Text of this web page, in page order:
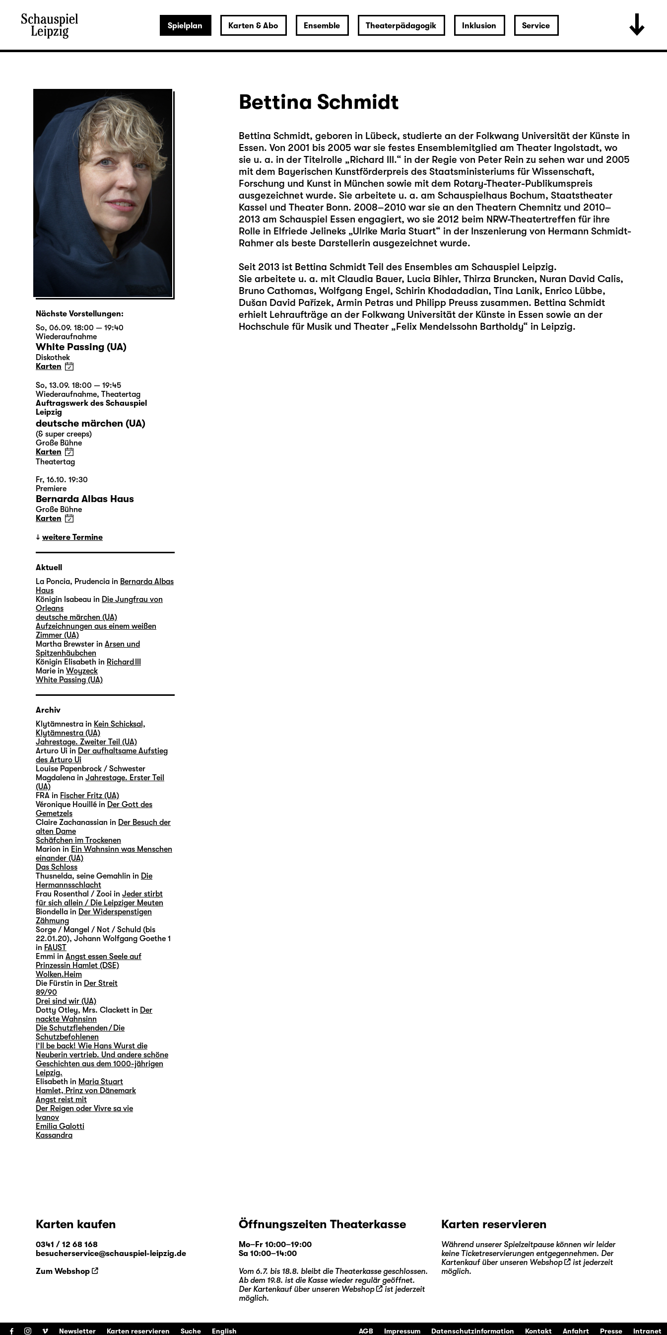
Spielplan Karten & Abo Ensemble Theaterpädagogik Inklusion Service
Bettina Schmidt
Bettina Schmidt, geboren in Lübeck, studierte an der Folkwang Universität der Künste in
Essen. Von 2001 bis 2005 war sie festes Ensemblemitglied am Theater Ingolstadt, wo
sie u. a. in der Titelrolle „Richard III.“ in der Regie von Peter Rein zu sehen war und 2005
mit dem Bayerischen Kunstförderpreis des Staatsministeriums für Wissenschaft,
Forschung und Kunst in München sowie mit dem Rotary-Theater-Publikumspreis
ausgezeichnet wurde. Sie arbeitete u. a. am Schauspielhaus Bochum, Staatstheater
Kassel und Theater Bonn. 2008–2010 war sie an den Theatern Chemnitz und 2010–
2013 am Schauspiel Essen engagiert, wo sie 2012 beim NRW-Theatertreffen für ihre
Rolle in Elfriede Jelineks „Ulrike Maria Stuart“ in der Inszenierung von Hermann Schmidt-
Rahmer als beste Darstellerin ausgezeichnet wurde.
Seit 2013 ist Bettina Schmidt Teil des Ensembles am Schauspiel Leipzig.
Sie arbeitete u. a. mit Claudia Bauer, Lucia Bihler, Thirza Bruncken, Nuran David Calis,
Bruno Cathomas, Wolfgang Engel, Schirin Khodadadian, Tina Lanik, Enrico Lübbe,
Dušan David Pařízek, Armin Petras und Philipp Preuss zusammen. Bettina Schmidt
erhielt Lehraufträge an der Folkwang Universität der Künste in Essen sowie an der
Hochschule für Musik und Theater „Felix Mendelssohn Bartholdy“ in Leipzig.
Nächste Vorstellungen:
So, 06.09. 18:00 — 19:40
Wiederaufnahme
White Passing (UA)
Diskothek
Karten
So, 13.09. 18:00 — 19:45
Wiederaufnahme, Theatertag
Auftragswerk des Schauspiel
Leipzig
deutsche märchen (UA)
(& super creeps)
Große Bühne
Karten
Theatertag
Fr, 16.10. 19:30
Premiere
Bernarda Albas Haus
Große Bühne
Karten
weitere Termine
Aktuell
La Poncia, Prudencia in Bernarda Albas
Haus
Königin lsabeau in Die Jungfrau von
Orleans
deutsche märchen (UA)
Aufzeichnungen aus einem weißen
Zimmer (UA)
Martha Brewster in Arsen und
Spitzenhäubchen
Königin Elisabeth in Richard III
Marie in Woyzeck
White Passing (UA)
Archiv
Klytämnestra in Kein Schicksal,
Klytämnestra (UA)
Jahrestage. Zweiter Teil (UA)
Arturo Ui in Der aufhaltsame Aufstieg
des Arturo Ui
Louise Papenbrock / Schwester
Magdalena in Jahrestage. Erster Teil
(UA)
FRA in Fischer Fritz (UA)
Véronique Houillé in Der Gott des
Gemetzels
Claire Zachanassian in Der Besuch der
alten Dame
Schäfchen im Trockenen
Marion in Ein Wahnsinn was Menschen
einander (UA)
Das Schloss
Thusnelda, seine Gemahlin in Die
Hermannsschlacht
Frau Rosenthal / Zooi in Jeder stirbt
für sich allein / Die Leipziger Meuten
Biondella in Der Widerspenstigen
Zähmung
Sorge / Mangel / Not / Schuld (bis
22.01.20), Johann Wolfgang Goethe 1
in FAUST
Emmi in Angst essen Seele auf
Prinzessin Hamlet (DSE)
Wolken.Heim
Die Fürstin in Der Streit
89/90
Drei sind wir (UA)
Dotty Otley, Mrs. Clackett in Der
nackte Wahnsinn
Die Schutzflehenden / Die
Schutzbefohlenen
I’ll be back! Wie Hans Wurst die
Neuberin vertrieb. Und andere schöne
Geschichten aus dem 1000-jährigen
Leipzig.
Elisabeth in Maria Stuart
Hamlet, Prinz von Dänemark
Angst reist mit
Der Reigen oder Vivre sa vie
Ivanov
Emilia Galotti
Kassandra
Karten kaufen
0341 / 12 68 168
besucherservice@schauspiel-leipzig.de
Zum Webshop
Öffnungszeiten Theaterkasse
Mo–Fr 10:00–19:00
Sa 10:00–14:00
Vom 6.7. bis 18.8. bleibt die Theaterkasse geschlossen.
Ab dem 19.8. ist die Kasse wieder regulär geöffnet.
Der Kartenkauf über unseren Webshop
ist jederzeit
möglich.
Karten reservieren
Während unserer Spielzeitpause können wir leider
keine Ticketreservierungen entgegennehmen. Der
Kartenkauf über unseren Webshop
ist jederzeit
möglich.
Newsletter Karten reservieren Suche English AGB Impressum Datenschutzinformation Kontakt Anfahrt Presse Intranet